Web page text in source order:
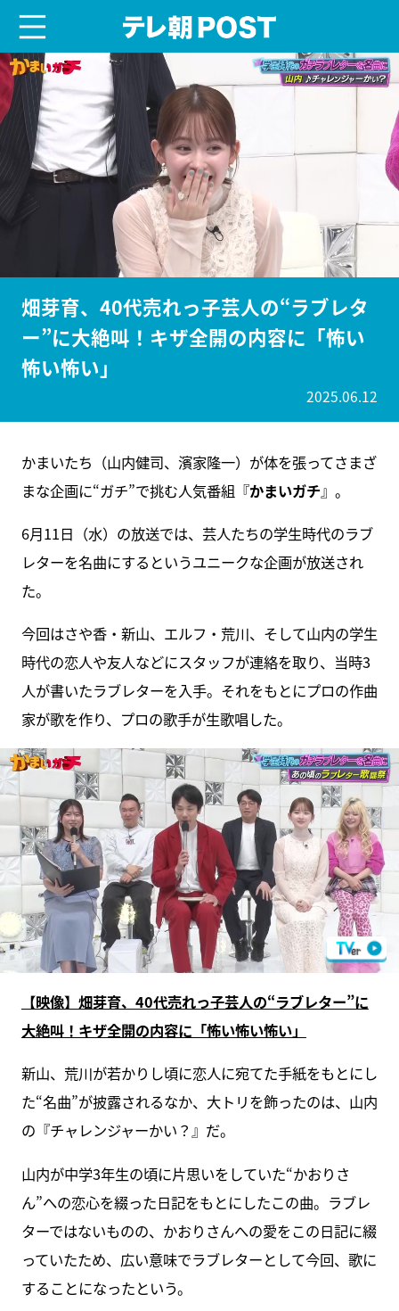
畑芽育、40代売れっ子芸人の“ラブレタ
ー”に大絶叫！キザ全開の内容に「怖い
怖い怖い」
2025.06.12
かまいたち（山内健司、濱家隆一）が体を張ってさまざ
まな企画に“ガチ”で挑む人気番組『かまいガチ』。
6月11日（水）の放送では、芸人たちの学生時代のラブ
レターを名曲にするというユニークな企画が放送され
た。
今回はさや香・新山、エルフ・荒川、そして山内の学生
時代の恋人や友人などにスタッフが連絡を取り、当時3
人が書いたラブレターを入手。それをもとにプロの作曲
家が歌を作り、プロの歌手が生歌唱した。
【映像】畑芽育、40代売れっ子芸人の“ラブレター”に
大絶叫！キザ全開の内容に「怖い怖い怖い」
新山、荒川が若かりし頃に恋人に宛てた手紙をもとにし
た“名曲”が披露されるなか、大トリを飾ったのは、山内
の『チャレンジャーかい？』だ。
山内が中学3年生の頃に片思いをしていた“かおりさ
ん”への恋心を綴った日記をもとにしたこの曲。ラブレ
ターではないものの、かおりさんへの愛をこの日記に綴
っていたため、広い意味でラブレターとして今回、歌に
することになったという。